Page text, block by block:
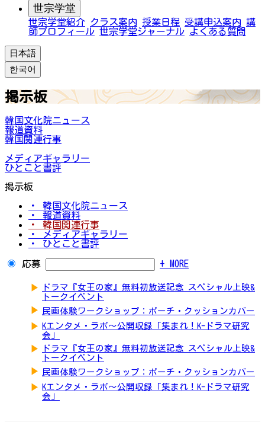
世宗学堂
世宗学堂紹介 クラス案内 授業日程 受講申込案内 講
師プロフィール 世宗学堂ジャーナル よくある質問
日本語
한국어
掲示板
韓国文化院ニュース
報道資料
韓国関連行事
メディアギャラリー
ひとこと書評
掲示板
・ 韓国文化院ニュース
・ 報道資料
・ 韓国関連行事
・ メディアギャラリー
・ ひとこと書評
応募 + MORE
▶
ドラマ『女王の家』無料初放送記念 スペシャル上映&
トークイベント
▶ 民画体験ワークショップ：ポーチ・クッションカバー
▶ Kエンタメ・ラボ～公開収録「集まれ！K-ドラマ研究
会」
▶
ドラマ『女王の家』無料初放送記念 スペシャル上映&
トークイベント
▶ 民画体験ワークショップ：ポーチ・クッションカバー
▶ Kエンタメ・ラボ～公開収録「集まれ！K-ドラマ研究
会」